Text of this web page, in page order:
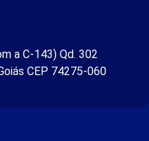
a C-143) Qd. 302
CEP 74275-060